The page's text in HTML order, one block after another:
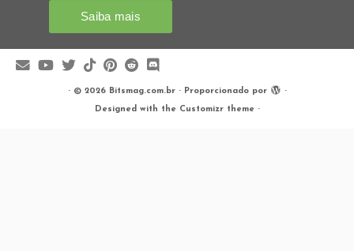
· © 2026 Bitsmag.com.br· Proporcionado por ·
Designed with the Customizr theme ·